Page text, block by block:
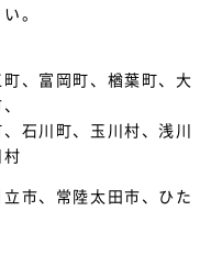
。
、富岡町、楢葉町、大
石川町、玉川村、浅川
市、常陸太田市、ひた